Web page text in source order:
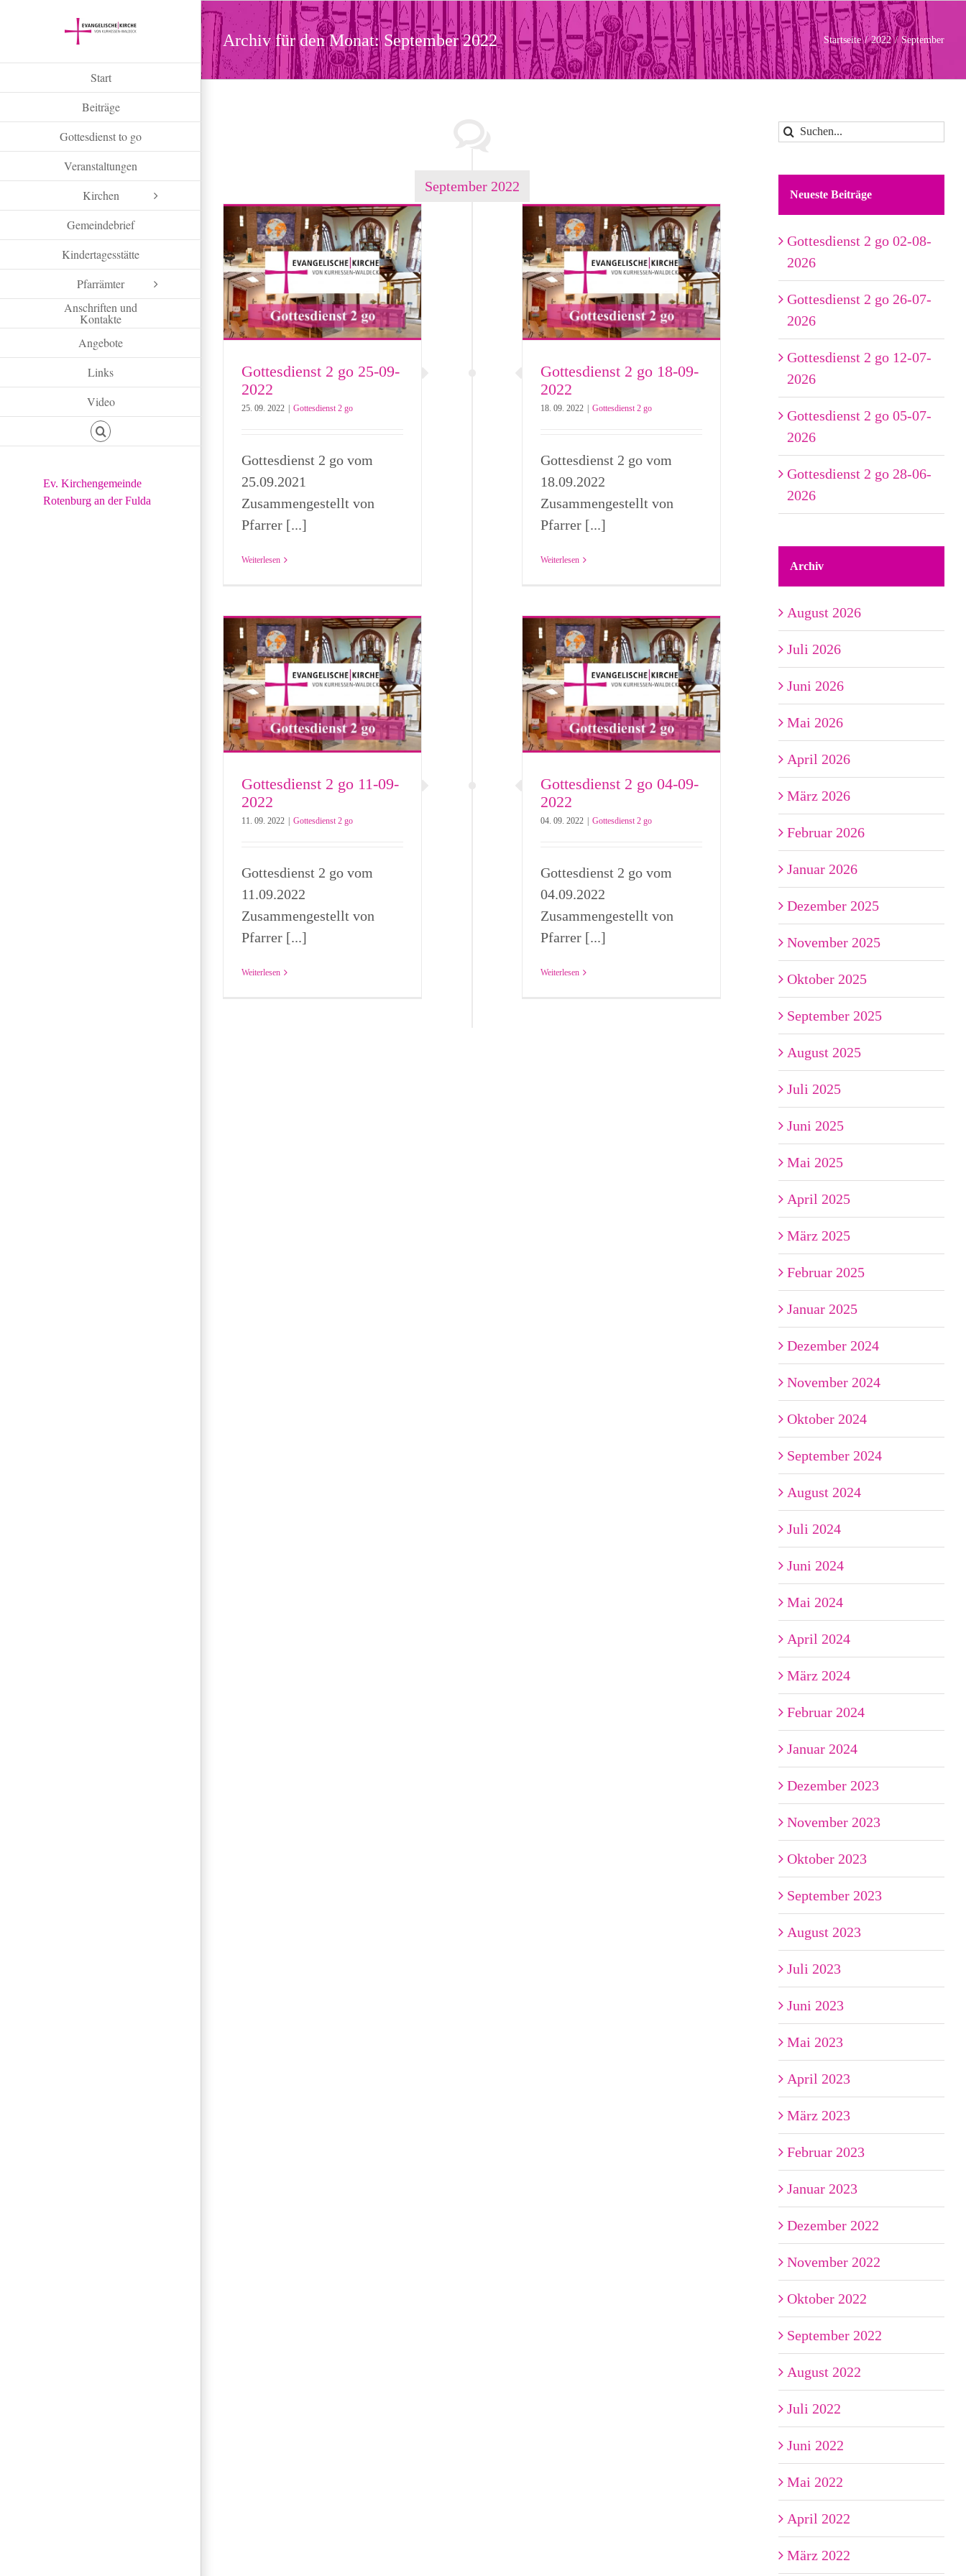
Start
Beiträge
Gottesdienst to go
Veranstaltungen
Kirchen
Gemeindebrief
Kindertagesstätte
Pfarrämter
Anschriften und
Kontakte
Angebote
Links
Video
Ev. Kirchengemeinde
Rotenburg an der Fulda
Archiv für den Monat:September 2022 Startseite 2022 September
September 2022
Gottesdienst 2 go 25-09-
2022
25. 09. 2022 Gottesdienst 2 go
Gottesdienst 2 go vom
25.09.2021
Zusammengestellt von
Pfarrer [...]
Weiterlesen
Gottesdienst 2 go 18-09-
2022
18. 09. 2022 Gottesdienst 2 go
Gottesdienst 2 go vom
18.09.2022
Zusammengestellt von
Pfarrer [...]
Weiterlesen
Gottesdienst 2 go 11-09-
2022
11. 09. 2022 | Gottesdienst 2 go
Gottesdienst 2 go vom
11.09.2022
Zusammengestellt von
Pfarrer [...]
Weiterlesen
Gottesdienst 2 go 04-09-
2022
04. 09. 2022 | Gottesdienst 2 go
Gottesdienst 2 go vom
04.09.2022
Zusammengestellt von
Pfarrer [...]
Weiterlesen
Suche
Neueste Beiträge
Gottesdienst 2 go 02-08-
2026
Gottesdienst 2 go 26-07-
2026
Gottesdienst 2 go 12-07-
2026
Gottesdienst 2 go 05-07-
2026
Gottesdienst 2 go 28-06-
2026
Archiv
August 2026
Juli 2026
Juni 2026
Mai 2026
April 2026
März 2026
Februar 2026
Januar 2026
Dezember 2025
November 2025
Oktober 2025
September 2025
August 2025
Juli 2025
Juni 2025
Mai 2025
April 2025
März 2025
Februar 2025
Januar 2025
Dezember 2024
November 2024
Oktober 2024
September 2024
August 2024
Juli 2024
Juni 2024
Mai 2024
April 2024
März 2024
Februar 2024
Januar 2024
Dezember 2023
November 2023
Oktober 2023
September 2023
August 2023
Juli 2023
Juni 2023
Mai 2023
April 2023
März 2023
Februar 2023
Januar 2023
Dezember 2022
November 2022
Oktober 2022
September 2022
August 2022
Juli 2022
Juni 2022
Mai 2022
April 2022
März 2022